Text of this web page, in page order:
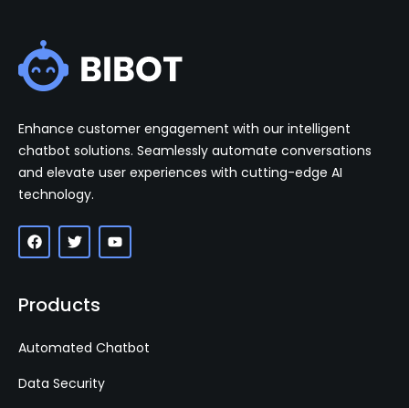
Enhance customer engagement with our intelligent
chatbot solutions. Seamlessly automate conversations
and elevate user experiences with cutting-edge AI
technology.
Products
Automated Chatbot
Data Security